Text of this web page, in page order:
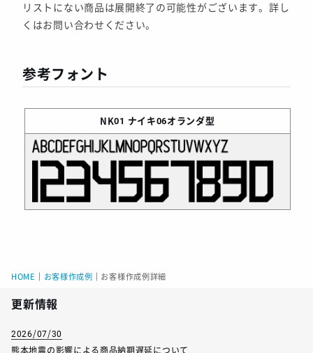
リストにない商品は展開終了の可能性がございます。詳し
くはお問い合わせください。
参考フォント
NK01 ナイキ06オランダ型
HOME お客様作成例 お客様作成例詳細
更新情報
2026/07/30